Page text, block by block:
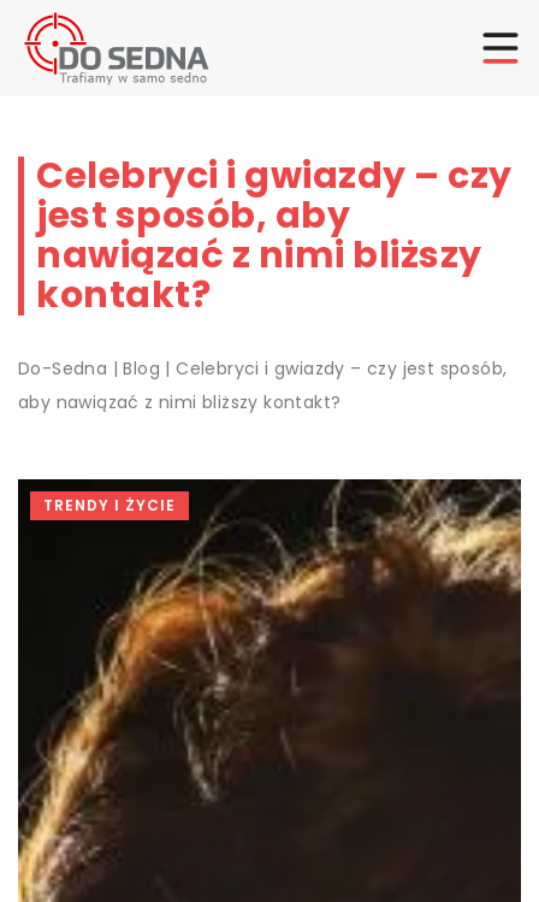
Celebryci i gwiazdy – czy
jest sposób, aby
nawiązać z nimi bliższy
kontakt?
Do-Sedna |Blog |Celebryci i gwiazdy – czy jest sposób,
aby nawiązać z nimi bliższy kontakt?
TRENDY I ŻYCIE